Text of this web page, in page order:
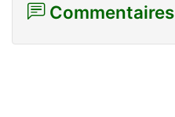
Commentaires